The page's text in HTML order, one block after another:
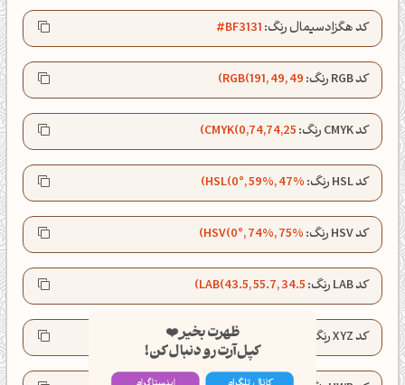
کد هگزادسیمال رنگ:#BF3131
کد RGB رنگ: RGB(191, 49, 49)
کد CMYK رنگ: CMYK(0,74,74,25)
کد HSL رنگ: HSL(0°, 59%, 47%)
کد HSV رنگ: HSV(0°, 74%, 75%)
کد LAB رنگ: LAB(43.5, 55.7, 34.5)
کد XYZ رنگ: XYZ(23.1, 13.5, 4.3)
ظهرت بخیر❤️
کپل‌آرت رو دنبال کن!
کانال تلگرام
اینستاگرام